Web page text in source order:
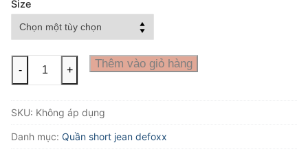
Size
short
defoxx
xanh
- + Thêm vào giỏ hàng
SKU: Không áp dụng
Danh mục: Quần short jean defoxx